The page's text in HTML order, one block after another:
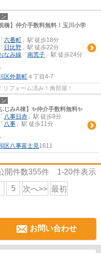
橋】仲介手数料無料！玉川小学
「 六番町 」駅 徒歩18分
「 日比野 」駅 徒歩22分
なみ線 「 南荒子 」駅 徒歩24分
区外新町 ４丁目4-7
フォーム済み！角部屋！
じみA棟】✨️仲介手数料無料✨️
「 八事日赤 」駅 徒歩8分
「 八事 」駅 徒歩11分
区八事富士見1611
開件数355件 1-20件表示
5 次へ>> 最初
お問い合わせ